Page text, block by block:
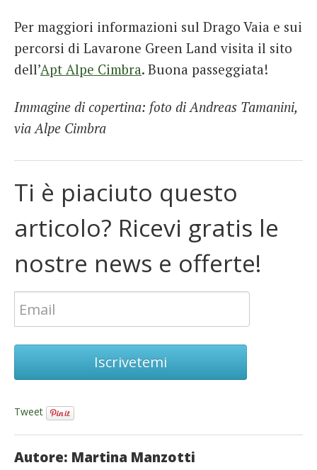
Per maggiori informazioni sul Drago Vaia e sui
percorsi di Lavarone Green Land visita il sito
dell’Apt Alpe Cimbra. Buona passeggiata!
Immagine di copertina: foto di Andreas Tamanini,
via Alpe Cimbra
Ti è piaciuto questo
articolo? Ricevi gratis le
nostre news e offerte!
Iscrivetemi
Tweet
Autore: Martina Manzotti